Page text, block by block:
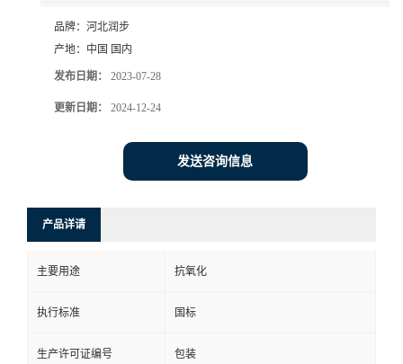
品牌： 河北润步
产地： 中国 国内
发布日期： 2023-07-28
更新日期： 2024-12-24
发送咨询信息
产品详请
主要用途 抗氧化
执行标准 国标
生产许可证编号 包装